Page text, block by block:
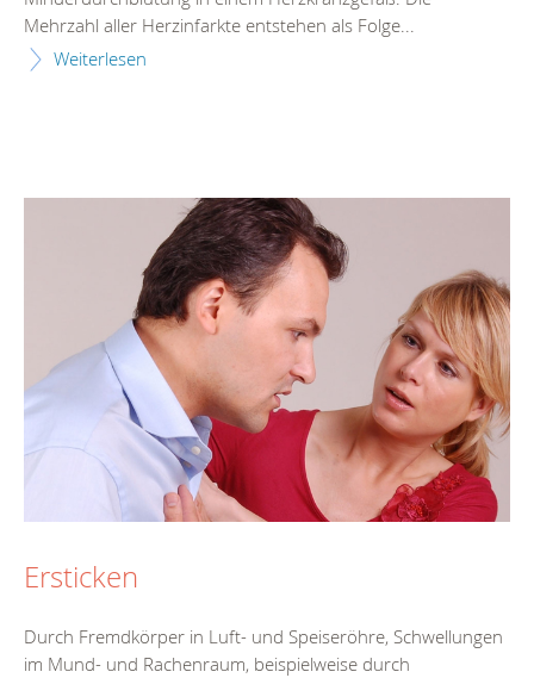
Mehrzahl aller Herzinfarkte entstehen als Folge...
Weiterlesen
Ersticken
Durch Fremdkörper in Luft- und Speiseröhre, Schwellungen
im Mund- und Rachenraum, beispielweise durch